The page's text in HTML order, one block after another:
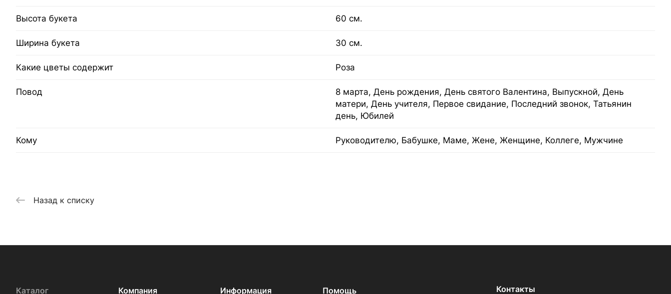
Высота букета 60 см.
Ширина букета 30 см.
Какие цветы содержит Роза
Повод
8 марта, День рождения, День святого Валентина, Выпускной, День
матери, День учителя, Первое свидание, Последний звонок, Татьянин
день, Юбилей
Кому Руководителю, Бабушке, Маме, Жене, Женщине, Коллеге, Мужчине
Назад к списку
Каталог Компания Информация Помощь Контакты